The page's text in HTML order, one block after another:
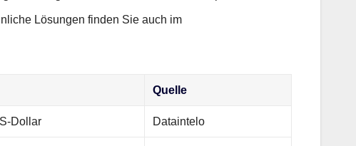
Lösungen finden Sie auch im
Quelle
Dollar Dataintelo